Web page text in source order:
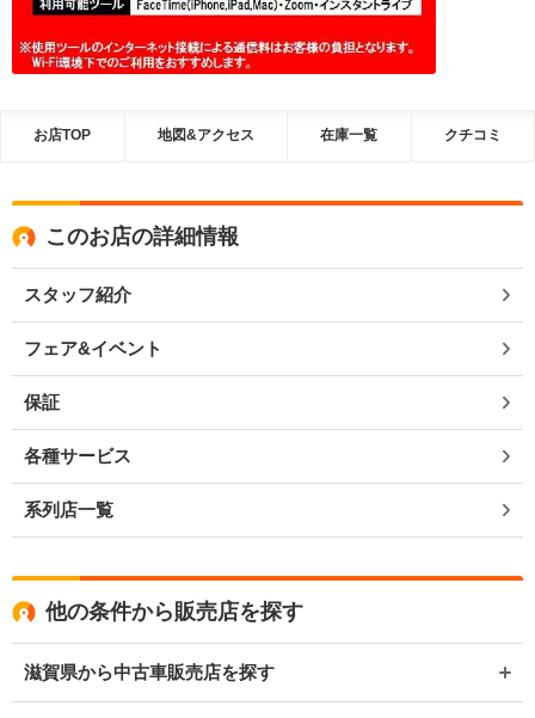
お店TOP 地図&アクセス 在庫一覧 クチコミ
このお店の詳細情報
スタッフ紹介
フェア&イベント
保証
各種サービス
系列店一覧
他の条件から販売店を探す
滋賀県から中古車販売店を探す